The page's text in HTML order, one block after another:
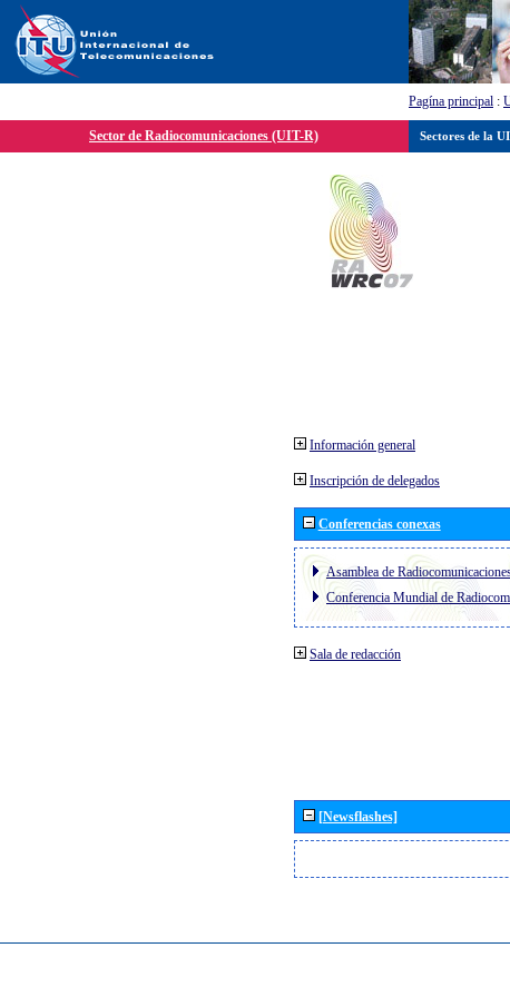
Pagína principal :
Sector de Radiocomunicaciones (UIT-R)
Información general
Inscripción de delegados
Conferencias conexas
Asamblea de
Conferencia Mundial de
Sala de redacción
[Newsflashes]
Sectores de la